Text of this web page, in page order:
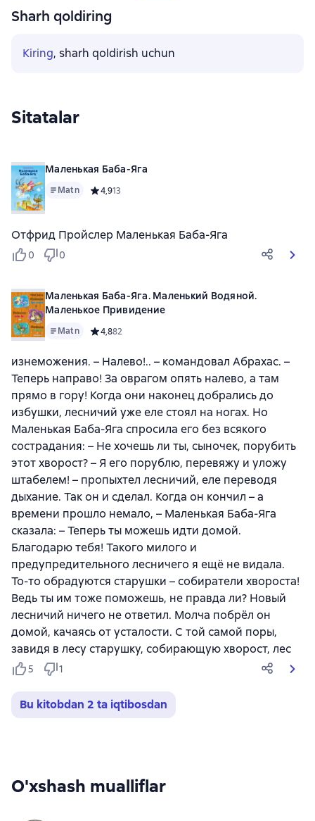
Sharh qoldiring
Kiring, sharh qoldirish uchun
Sitatalar
Маленькая Баба-Яга
Matn Средний рейтинг 4,9 на основе 13 оценок
4,913
Отфрид Пройслер Маленькая Баба-Яга
0 0
Маленькая Баба-Яга. Маленький Водяной.
Маленькое Привидение
Matn Средний рейтинг 4,8 на основе 82 оценок
4,882
изнеможения. – Налево!.. – командовал Абрахас. –
Теперь направо! За оврагом опять налево, а там
прямо в гору! Когда они наконец добрались до
избушки, лесничий уже еле стоял на ногах. Но
Маленькая Баба-Яга спросила его без всякого
сострадания: – Не хочешь ли ты, сыночек, порубить
этот хворост? – Я его порублю, перевяжу и уложу
штабелем! – пропыхтел лесничий, еле переводя
дыхание. Так он и сделал. Когда он кончил – а
времени прошло немало, – Маленькая Баба-Яга
сказала: – Теперь ты можешь идти домой.
Благодарю тебя! Такого милого и
предупредительного лесничего я ещё не видала.
То-то обрадуются старушки – собиратели хвороста!
Ведь ты им тоже поможешь, не правда ли? Новый
лесничий ничего не ответил. Молча побрёл он
домой, качаясь от усталости. С той самой поры,
завидя в лесу старушку, собирающую хворост, лес
5 1
Bu kitobdan 2 ta iqtibosdan
O'xshash mualliflar